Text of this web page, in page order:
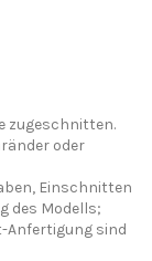
zugeschnitten.
oder
Einschnitten
des Modells;
Anfertigung sind